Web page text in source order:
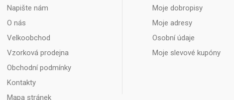
Napište nám
O nás
Velkoobchod
Vzorková prodejna
Obchodní podmínky
Kontakty
Mapa stránek
Moje dobropisy
Moje adresy
Osobní údaje
Moje slevové kupóny